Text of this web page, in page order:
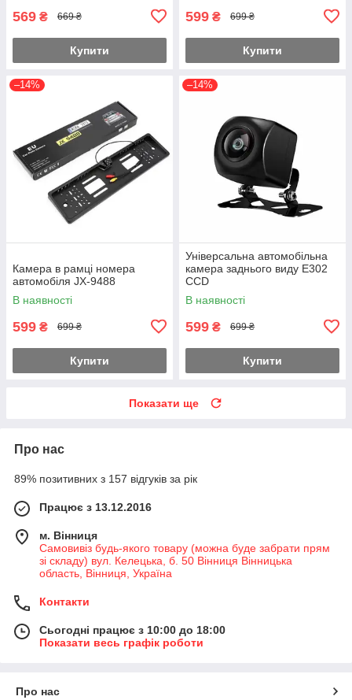
569 ₴ 669 ₴
Купити
599 ₴ 699 ₴
Купити
–14%
Камера в рамці номера
автомобіля JX-9488
В наявності
599 ₴ 699 ₴
Купити
–14%
Універсальна автомобільна
камера заднього виду E302
CCD
В наявності
599 ₴ 699 ₴
Купити
Показати ще
Про нас
89% позитивних з 157 відгуків за рік
Працює з 13.12.2016
м. Вінниця
Самовивіз будь-якого товару (можна буде забрати прям
зі складу) вул. Келецька, б. 50 Вінниця Вінницька
область, Вінниця, Україна
Контакти
Сьогодні працює з 10:00 до 18:00
Показати весь графік роботи
Про нас